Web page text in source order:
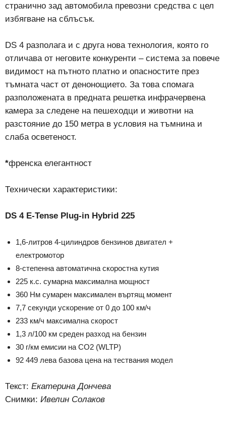
странично зад автомобила превозни средства с цел
избягване на сблъсък.
DS 4 разполага и с друга нова технология, която го
отличава от неговите конкуренти – система за повече
видимост на пътното платно и опасностите през
тъмната част от денонощието. За това спомага
разположената в предната решетка инфрачервена
камера за следене на пешеходци и животни на
разстояние до 150 метра в условия на тъмнина и
слаба осветеност.
*френска елегантност
Технически характеристики:
DS 4 E-Tense Plug-in Hybrid 225
1,6-литров 4-цилиндров бензинов двигател +
електромотор
8-степенна автоматична скоростна кутия
225 к.с. сумарна максимална мощност
360 Нм сумарен максимален въртящ момент
7,7 секунди ускорение от 0 до 100 км/ч
233 км/ч максимална скорост
1,3 л/100 км среден разход на бензин
30 г/км емисии на СО2 (WLTP)
92 449 лева базова цена на тествания модел
Текст: Екатерина Дончева
Снимки: Ивелин Солаков